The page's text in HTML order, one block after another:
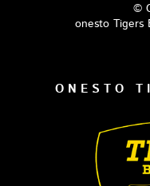
©
onesto Tigers
ONESTO